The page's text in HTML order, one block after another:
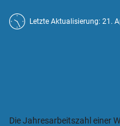
Letzte Aktualisierung: 21.
Die Jahresarbeitszahl einer